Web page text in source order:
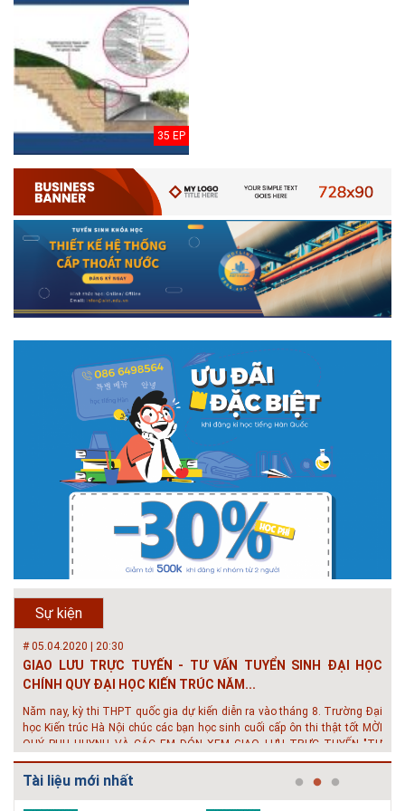
35 EP
Sự kiện
# 05.04.2025 | 17:16
Tuyển sinh 2025, Khoa kỹ thuật hạ tầng và môi trường đô thị
- Đại học Kiến trúc...
Thông tin tuyển sinh đại học 2025 Khoa kỹ thuật hạ tầng và môi trường
đô thị - Đại học Kiến trúc Hà Nội Tuyển sinh đại học với 280 chỉ tiêu, thời
gian đào tạo 4,5 năm
# 05.04.2020 | 20:30
GIAO LƯU TRỰC TUYẾN - TƯ VẤN TUYỂN SINH ĐẠI HỌC
CHÍNH QUY ĐẠI HỌC KIẾN TRÚC NĂM...
Năm nay, kỳ thi THPT quốc gia dự kiến diễn ra vào tháng 8. Trường Đại
học Kiến trúc Hà Nội chúc các bạn học sinh cuối cấp ôn thi thật tốt MỜI
QUÝ PHỤ HUYNH VÀ CÁC EM ĐÓN XEM GIAO LƯU TRỰC TUYẾN "TƯ
# 08.07.2019 | 17:58
Tuyến sinh 2019 - Khoa Kỹ Thuật Hạ tầng và Môi trường đô
thị - trường Đại học Ki...
Với mức điểm thi Tốt nghiệp THPT từ 14 đến 16 điểm, các bạn vẫn hoàn
toàn có thể theo học 1 trong những ngành học tốt nhất và có đầu ra tốt
Tài liệu mới nhất